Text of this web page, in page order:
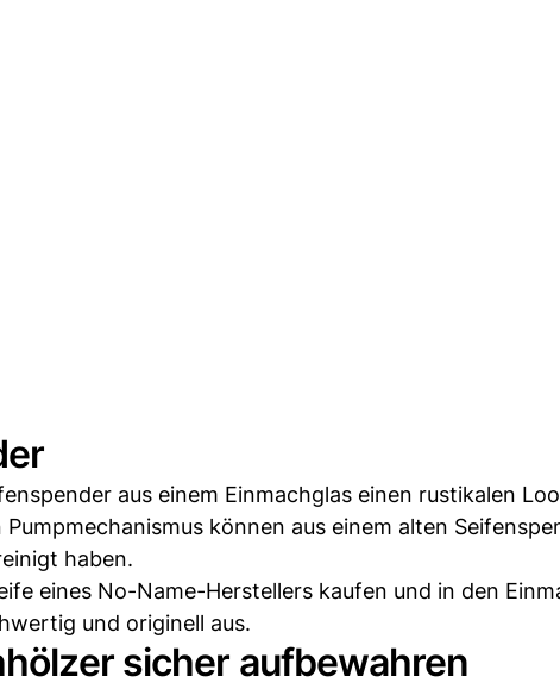
aus einem Einmachglas einen rustikalen
können aus einem alten
haben.
eines No-Name-Herstellers kaufen und in den
und originell aus.
sicher aufbewahren